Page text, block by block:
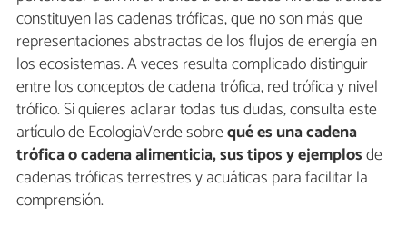
constituyen las cadenas tróficas, que no son más que
representaciones abstractas de los flujos de energía en
los ecosistemas. A veces resulta complicado distinguir
entre los conceptos de cadena trófica, red trófica y nivel
trófico. Si quieres aclarar todas tus dudas, consulta este
artículo de EcologíaVerde sobrequé es una cadena
trófica o cadena alimenticia, sus tipos y ejemplosde
cadenas tróficas terrestres y acuáticas para facilitar la
comprensión.